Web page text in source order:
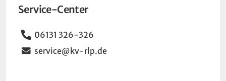
Service-Center
Telefon
06131 326-326
Email
service@kv-rlp.de